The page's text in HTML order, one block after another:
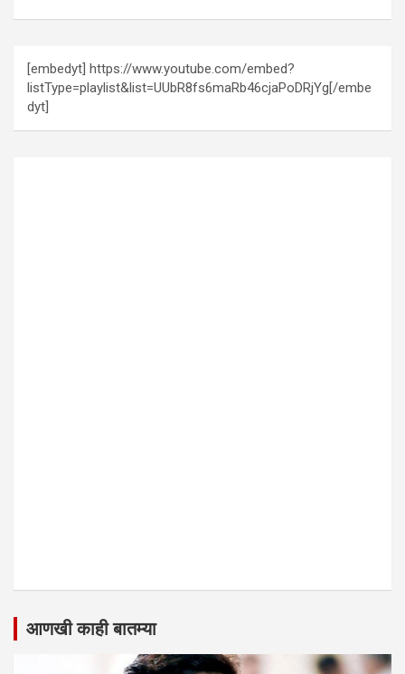
[embedyt] https://www.youtube.com/embed?
listType=playlist&list=UUbR8fs6maRb46cjaPoDRjYg[/embe
dyt]
आणखी काही बातम्या